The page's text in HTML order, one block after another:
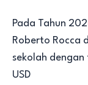
Pada Tahun
Roberto Rocca
sekolah
USD